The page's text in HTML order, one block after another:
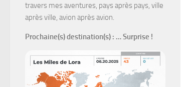
travers mes aventures, pays après pays, ville
après ville, avion après avion.
Prochaine(s) destination(s) : … Surprise !